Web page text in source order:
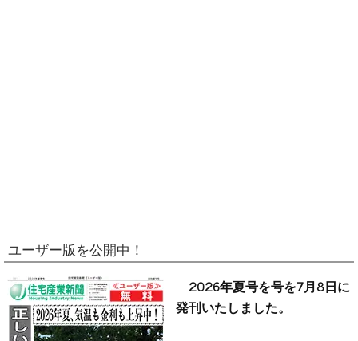
ユーザー版を公開中！
2026年夏号を号を7月8日に
発刊いたしました。